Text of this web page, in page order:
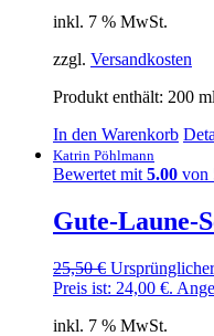
inkl. 7 % MwSt.
zzgl. Versandkosten
Produkt enthält: 200 ml
In den Warenkorb
Katrin Pöhlmann
Bewertet mit 5.00 von
Gute-Laune-
25,50€
Preis ist: 24,00 €.
inkl. 7 % MwSt.